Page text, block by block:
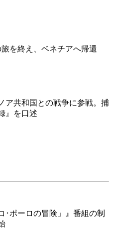
を終え、ベネチアへ帰還
ア共和国との戦争に参戦。捕
』を口述
･ポーロの冒険」』番組の制